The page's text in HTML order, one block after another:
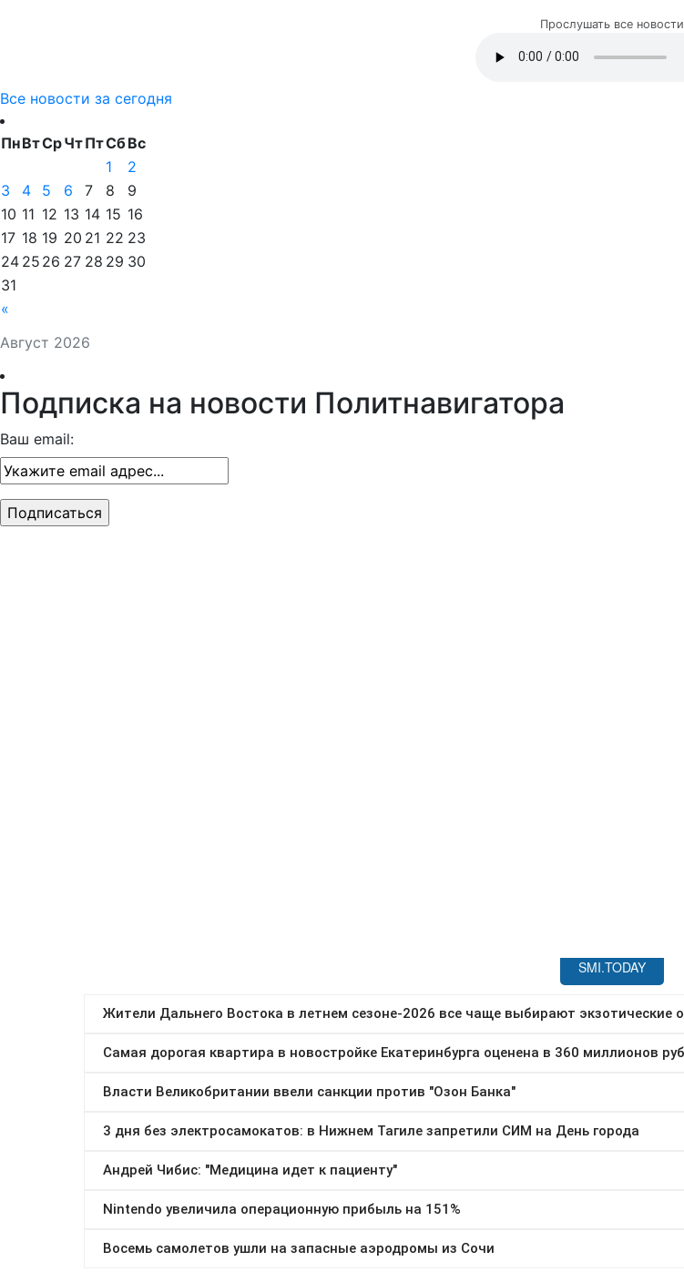
Прослушать все новости
Все новости за сегодня
Август 2026
ПнВтСрЧтПтСбВс
«
1
2
3
4 5 6 7 8
9
10 11 12 13 14 15 16
17 18 19 20 21 22 23
24 25 26 27 28 29 30
31
Подписка на новости Политнавигатора
Ваш email: